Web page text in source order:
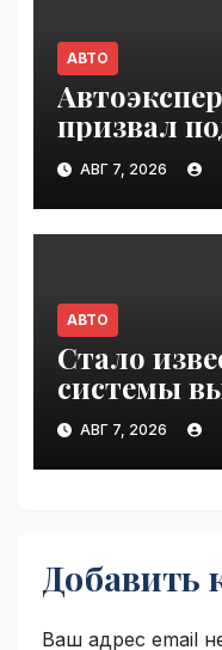
АВТО
призвал
дорогах
АВГ 7, 2026
АВТО
Стало
системы
при 100°C
VseTime.ru
АВГ 7, 2026
Добавить
Ваш адрес email